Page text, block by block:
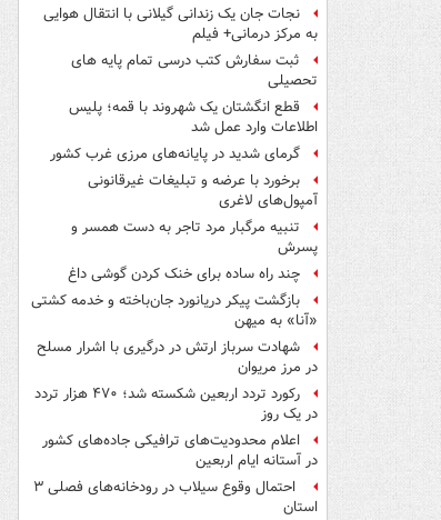
نجات جان یک زندانی گیلانی با انتقال هوایی
به مرکز درمانی+ فیلم
ثبت سفارش کتب درسی تمام پایه های
تحصیلی
قطع انگشتان یک شهروند با قمه؛ پلیس
اطلاعات وارد عمل شد
گرمای شدید در پایانه‌های مرزی غرب کشور
برخورد با عرضه و تبلیغات غیرقانونی
آمپول‌های لاغری
تنبیه مرگبار مرد تاجر به دست همسر و
پسرش
چند راه‌ ساده برای خنک کردن گوشی داغ
بازگشت پیکر دریانورد جان‌باخته و خدمه کشتی
«آنا» به میهن
شهادت سرباز ارتش در درگیری با اشرار مسلح
در مرز مریوان
رکورد تردد اربعین شکسته شد؛ ۴۷۰ هزار تردد
در یک روز
اعلام محدودیت‌های ترافیکی جاده‌های کشور
در آستانه ایام اربعین
احتمال وقوع سیلاب در رودخانه‌های فصلی ۳
استان